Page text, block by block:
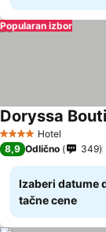
Popularan izbor
4 ZvezdiceHotel
Doryssa
8,9 Odlično 349
Izaberi datume
tačne cene